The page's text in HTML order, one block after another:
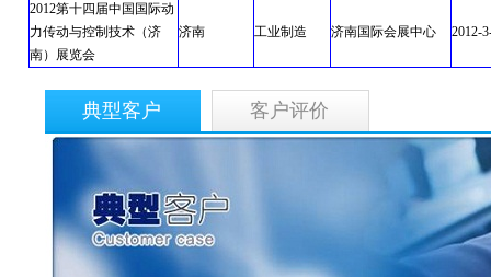
2012第十四届中国国际动
力传动与控制技术（济
南）展览会
济南 工业制造 济南国际会展中心 2012-
典型客户 客户评价